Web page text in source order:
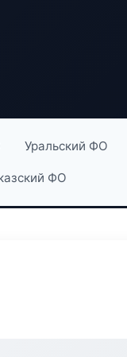
Уральский ФО
ФО